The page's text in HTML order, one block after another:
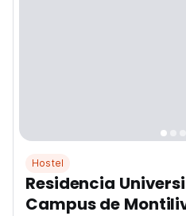
Hostel
Residencia
Campus de